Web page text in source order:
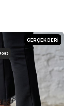
GERÇEK DERİ